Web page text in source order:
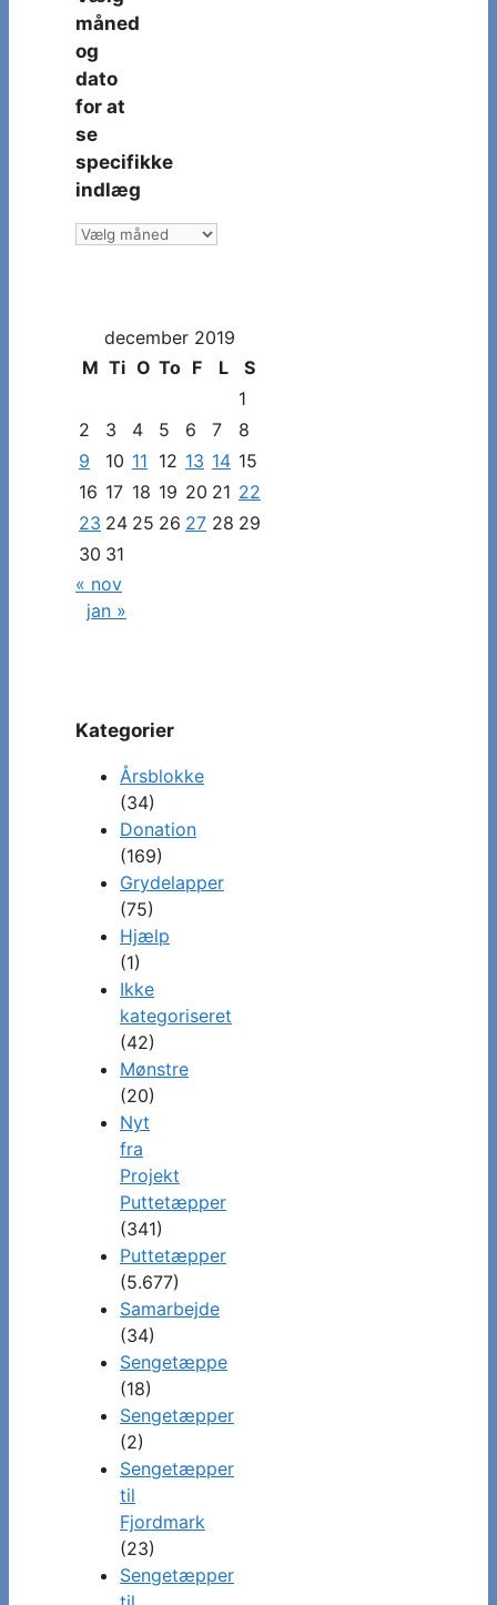
måned
og
dato
for at
se
specifikke
indlæg
Vælg
at
specifikke
indlæg
december 2019
M Ti O To F L
S
1
2
3 4 5 6 7
8
9
10 11 12 13 14 15
16 17 18 19 20 21 22
23 24 25 26 27 28 29
30 31
« nov
jan »
Kategorier
Årsblokke
(34)
Donation
(169)
Grydelapper
(75)
Hjælp
(1)
Ikke
kategoriseret
(42)
Mønstre
(20)
Nyt
fra
Projekt
Puttetæpper
(341)
Puttetæpper
(5.677)
Samarbejde
(34)
Sengetæppe
(18)
Sengetæpper
(2)
Sengetæpper
til
Fjordmark
(23)
Sengetæpper